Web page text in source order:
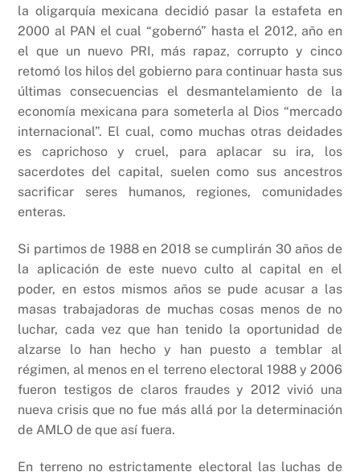
la oligarquía mexicana decidió pasar la estafeta en
2000 al PAN el cual “gobernó” hasta el 2012, año en
el que un nuevo PRI, más rapaz, corrupto y cinco
retomó los hilos del gobierno para continuar hasta sus
últimas consecuencias el desmantelamiento de la
economía mexicana para someterla al Dios “mercado
internacional”. El cual, como muchas otras deidades
es caprichoso y cruel, para aplacar su ira, los
sacerdotes del capital, suelen como sus ancestros
sacrificar seres humanos, regiones, comunidades
enteras.
Si partimos de 1988 en 2018 se cumplirán 30 años de
la aplicación de este nuevo culto al capital en el
poder, en estos mismos años se pude acusar a las
masas trabajadoras de muchas cosas menos de no
luchar, cada vez que han tenido la oportunidad de
alzarse lo han hecho y han puesto a temblar al
régimen, al menos en el terreno electoral 1988 y 2006
fueron testigos de claros fraudes y 2012 vivió una
nueva crisis que no fue más allá por la determinación
de AMLO de que así fuera.
En terreno no estrictamente electoral las luchas de